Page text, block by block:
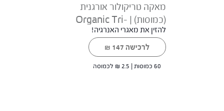
מאקה טריקולור אורגנית
(כמוסות) | Organic Tri-
Color Maca capsules
להזין את מאגרי האנרגיה!
לרכישה
₪ 147
60 כמוסות | ₪ 2.5 לכמוסה